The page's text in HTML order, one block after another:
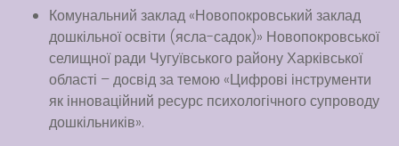
Комунальний заклад «Новопокровський заклад
дошкільної освіти (ясла-садок)» Новопокровської
селищної ради Чугуївського району Харківської
області – досвід за темою «Цифрові інструменти
як інноваційний ресурс психологічного супроводу
дошкільників».